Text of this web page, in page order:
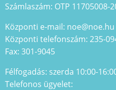
Számlaszám: OTP 11705008-
Központi e-mail: noe@noe.hu
Központi telefonszám: 235-
Fax: 301-9045
Félfogadás: szerda 10:00-
Telefonos ügyelet: